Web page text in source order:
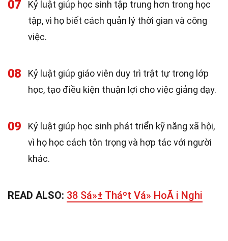
07
Kỷ luật giúp học sinh tập trung hơn trong học
tập, vì họ biết cách quản lý thời gian và công
việc.
08
Kỷ luật giúp giáo viên duy trì trật tự trong lớp
học, tạo điều kiện thuận lợi cho việc giảng dạy.
09
Kỷ luật giúp học sinh phát triển kỹ năng xã hội,
vì họ học cách tôn trọng và hợp tác với người
khác.
READ ALSO: 38 Sá»± Tháº­t Vá» HoÃ i Nghi